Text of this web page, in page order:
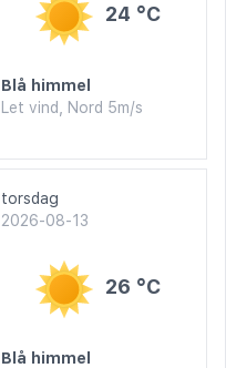
24 °C
Blå himmel
Let vind, Nord 5m/s
torsdag
2026-08-13
26 °C
Blå himmel